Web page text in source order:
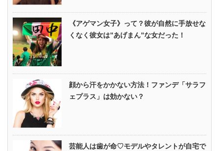
《アゲマン女子》って？彼が自然に手放せな
くなく彼女は”あげまん”な女だった！
顔から汗をかかない方法！ファンデ「サラフ
ェプラス」は効かない？
芸能人は歯が命♡モデルやタレントが自宅で